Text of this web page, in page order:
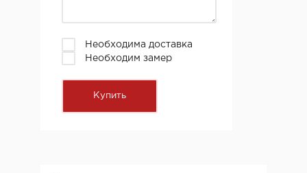
Необходима доставка
Необходим замер